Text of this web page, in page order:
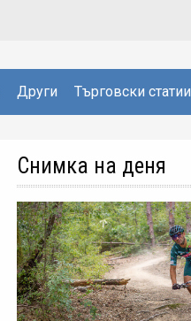
Други Търговски статии
Снимка на деня